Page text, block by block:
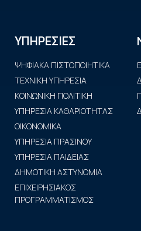
ΥΠΗΡΕΣΙΕΣ
ΨΗΦΙΑΚΑ ΠΙΣΤΟΠΟΙΗΤΙΚΑ
ΤΕΧΝΙΚΗ ΥΠΗΡΕΣΙΑ
ΚΟΙΝΩΝΙΚΗ ΠΟΛΙΤΙΚΗ
ΥΠΗΡΕΣΙΑ ΚΑΘΑΡΙΟΤΗΤΑΣ
ΟΙΚΟΝΟΜΙΚΑ
ΥΠΗΡΕΣΙΑ ΠΡΑΣΙΝΟΥ
ΥΠΗΡΕΣΙΑ ΠΑΙΔΕΙΑΣ
ΔΗΜΟΤΙΚΗ ΑΣΤΥΝΟΜΙΑ
ΕΠΙΧΕΙΡΗΣΙΑΚΟΣ
ΠΡΟΓΡΑΜΜΑΤΙΣΜΟΣ